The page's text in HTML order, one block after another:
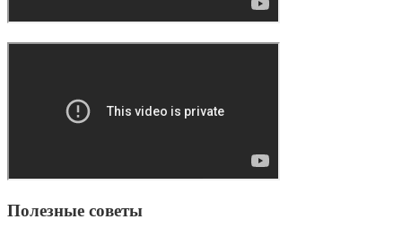
Полезные советы